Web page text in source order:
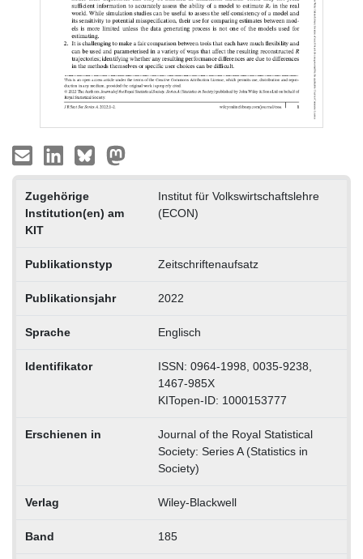
Zugehörige
Institution(en) am
KIT
Institut für Volkswirtschaftslehre
(ECON)
Publikationstyp Zeitschriftenaufsatz
Publikationsjahr 2022
Sprache Englisch
Identifikator
ISSN: 0964-1998, 0035-9238,
1467-985X
KITopen-ID: 1000153777
Erschienen in
Journal of the Royal Statistical
Society: Series A (Statistics in
Society)
Verlag Wiley-Blackwell
Band 185